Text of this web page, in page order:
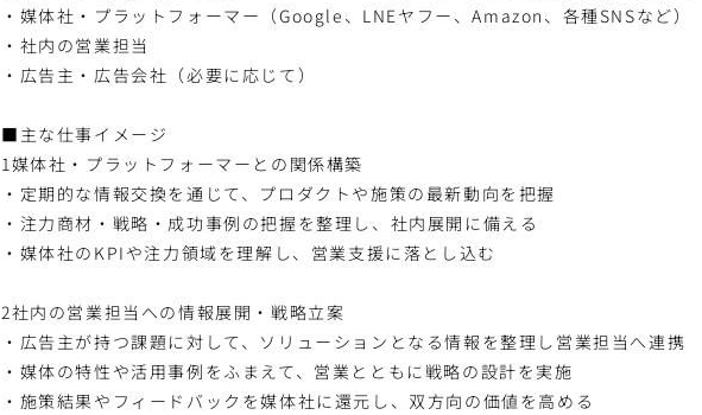
・媒体社・プラットフォーマー（Google、LNEヤフー、Amazon、各種SNSなど）
・社内の営業担当
・広告主・広告会社（必要に応じて）
■主な仕事イメージ
1媒体社・プラットフォーマーとの関係構築
・定期的な情報交換を通じて、プロダクトや施策の最新動向を把握
・注力商材・戦略・成功事例の把握を整理し、社内展開に備える
・媒体社のKPIや注力領域を理解し、営業支援に落とし込む
2社内の営業担当への情報展開・戦略立案
・広告主が持つ課題に対して、ソリューションとなる情報を整理し営業担当へ連携
・媒体の特性や活用事例をふまえて、営業とともに戦略の設計を実施
・施策結果やフィードバックを媒体社に還元し、双方向の価値を高める